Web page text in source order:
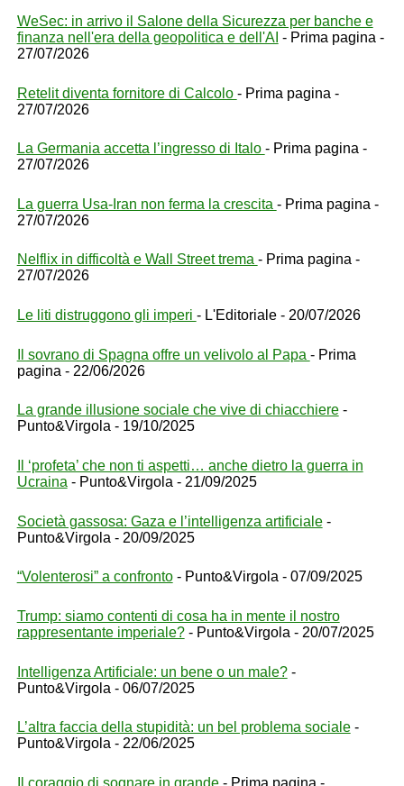
WeSec: in arrivo il Salone della Sicurezza per banche e
finanza nell'era della geopolitica e dell'AI - Prima pagina -
27/07/2026
Retelit diventa fornitore di Calcolo - Prima pagina -
27/07/2026
La Germania accetta l’ingresso di Italo - Prima pagina -
27/07/2026
La guerra Usa-Iran non ferma la crescita - Prima pagina -
27/07/2026
Nelflix in difficoltà e Wall Street trema - Prima pagina -
27/07/2026
Le liti distruggono gli imperi - L'Editoriale - 20/07/2026
Il sovrano di Spagna offre un velivolo al Papa - Prima
pagina - 22/06/2026
La grande illusione sociale che vive di chiacchiere-
Punto&Virgola - 19/10/2025
Il ‘profeta’ che non ti aspetti… anche dietro la guerra in
Ucraina - Punto&Virgola - 21/09/2025
Società gassosa: Gaza e l’intelligenza artificiale-
Punto&Virgola - 20/09/2025
“Volenterosi” a confronto- Punto&Virgola - 07/09/2025
Trump: siamo contenti di cosa ha in mente il nostro
rappresentante imperiale?- Punto&Virgola - 20/07/2025
Intelligenza Artificiale: un bene o un male?-
Punto&Virgola - 06/07/2025
L’altra faccia della stupidità: un bel problema sociale-
Punto&Virgola - 22/06/2025
Il coraggio di sognare in grande - Prima pagina -